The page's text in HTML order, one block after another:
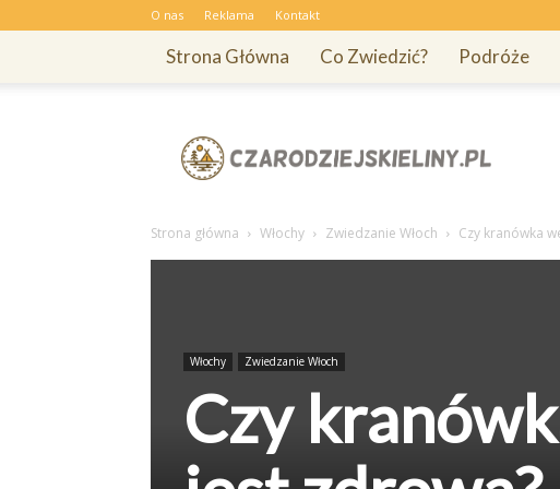
O nas Reklama Kontakt
Strona Główna Co Zwiedzić? Podróże
Strona główna Włochy Zwiedzanie Włoch Czy kranówka
Włochy Zwiedzanie Włoch
Czy